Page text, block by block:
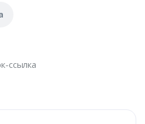
ссылка